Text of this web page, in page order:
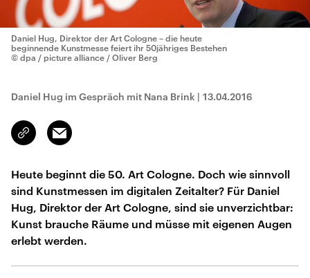
Daniel Hug, Direktor der Art Cologne – die heute
beginnende Kunstmesse feiert ihr 50jähriges Bestehen
© dpa / picture alliance / Oliver Berg
Daniel Hug im Gespräch mit Nana Brink | 13.04.2016
Link
kopieren/teilen
Email
Heute beginnt die 50. Art Cologne. Doch wie sinnvoll
sind Kunstmessen im digitalen Zeitalter? Für Daniel
Hug, Direktor der Art Cologne, sind sie unverzichtbar:
Kunst brauche Räume und müsse mit eigenen Augen
erlebt werden.